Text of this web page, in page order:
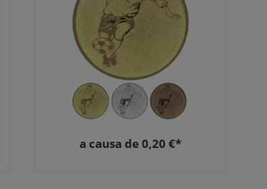
a causa de 0,20 €*